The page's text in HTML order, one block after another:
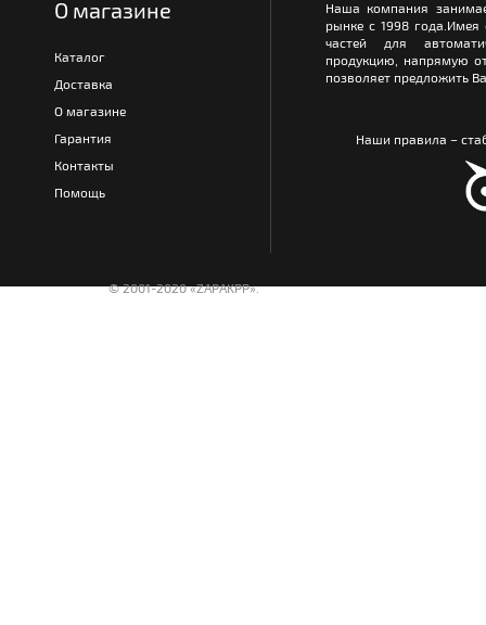
О магазине
Каталог
Доставка
О магазине
Гарантия
Контакты
Помощь
Наша компания
рынке с 1998
частей для
продукцию, напрямую
позволяет предложить
Наши правила –
© 2001-2020 «ZAPAKPP».